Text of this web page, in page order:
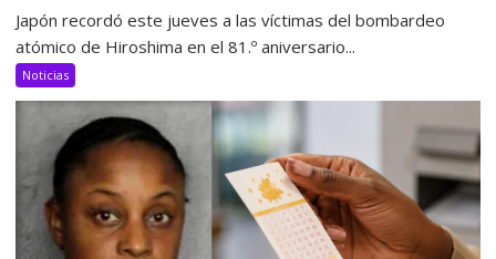
Japón recordó este jueves a las víctimas del bombardeo
atómico de Hiroshima en el 81.º aniversario...
Noticias